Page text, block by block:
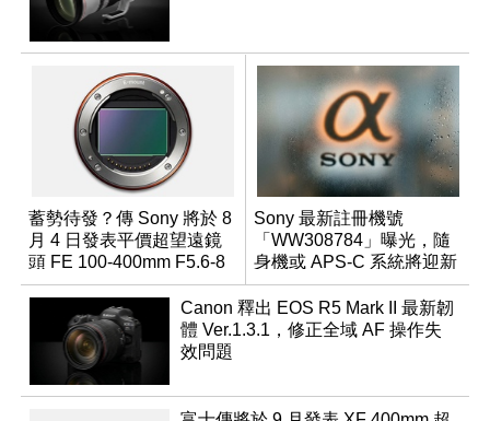
蓄勢待發？傳 Sony 將於 8
月 4 日發表平價超望遠鏡
頭 FE 100-400mm F5.6-8
Sony 最新註冊機號
「WW308784」曝光，隨
身機或 APS-C 系統將迎新
成員？
Canon 釋出 EOS R5 Mark II 最新韌
體 Ver.1.3.1，修正全域 AF 操作失
效問題